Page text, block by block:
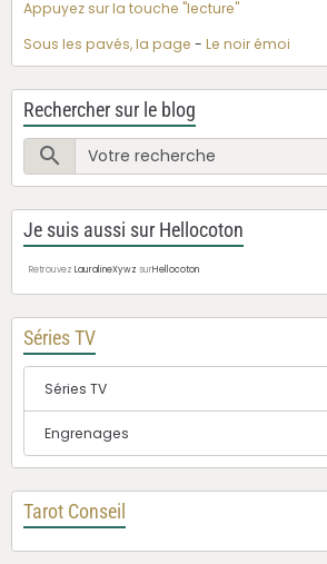
Appuyez sur la touche "lecture"
Sous les pavés, la page - Le noir émoi
Rechercher sur le blog
Je suis aussi sur Hellocoton
Retrouvez LauralineXywz surHellocoton
Séries TV
Séries TV
Engrenages
Tarot Conseil